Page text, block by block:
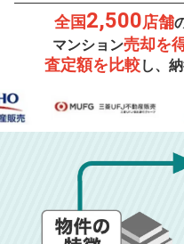
全国2,500店舗
マンション売却を
査定額を比較し、